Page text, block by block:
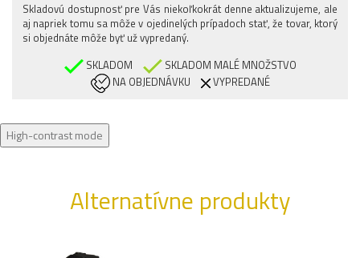
Skladovú dostupnosť pre Vás niekoľkokrát denne aktualizujeme, ale
aj napriek tomu sa môže v ojedinelých prípadoch stať, že tovar, ktorý
si objednáte môže byť už vypredaný.
SKLADOM
SKLADOM MALÉ MNOŽSTVO
NA OBJEDNÁVKU
VYPREDANÉ
High-contrast mode
Alternatívne produkty